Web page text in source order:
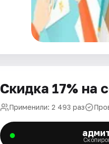
Скидка 17% на
Применили: 2 493 раз